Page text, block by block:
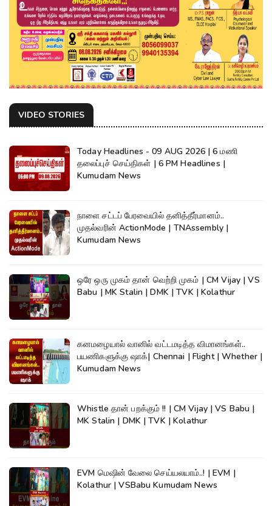
VIDEO STORIES
Today Headlines - 09 AUG 2026 | 6 மணி
தலைப்புச் செய்திகள் | 6 PM Headlines |
Kumudam News
நாளை சட்டப் பேரவையில் தனித்தீர்மானம்..
முதல்வரின் ActionMode | TNAssembly |
Kumudam News
ஒரே ஒரு முகம் தான் வெற்றி முகம் | CM Vijay | VS
Babu | MK Stalin | DMK | TVK | Kolathur
கனமழையால் வானில் வட்டமடித்த விமானங்கள்..
பயணிகளுக்கு ஷாக்| Chennai | Flight | Whether |
Kumudam News
Whistle தான் பறக்கும் !! | CM Vijay | VS Babu |
MK Stalin | DMK | TVK | Kolathur
EVM மெஷின் வேலை செய்யலயாம்..! | EVM |
Kolathur | VSBabu Kumudam News